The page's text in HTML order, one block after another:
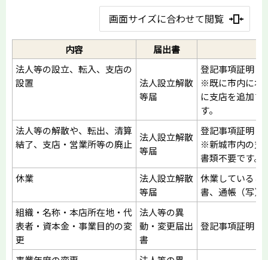
画面サイズに合わせて閲覧
内容 届出書
法人等の設立、転入、支店の
設置
法人設立解散
等届
登記事項証明と
※既に市内に本
に支店を追加す
す。
法人等の解散や、転出、清算
結了、支店・営業所等の廃止
法人設立解散
等届
登記事項証明（
※新城市内の支
書類不要です。
休業
法人設立解散
等届
休業しているこ
書、通帳（写）
組織・名称・本店所在地・代
表者・資本金・事業目的の変
更
法人等の異
動・変更届出
書
登記事項証明（